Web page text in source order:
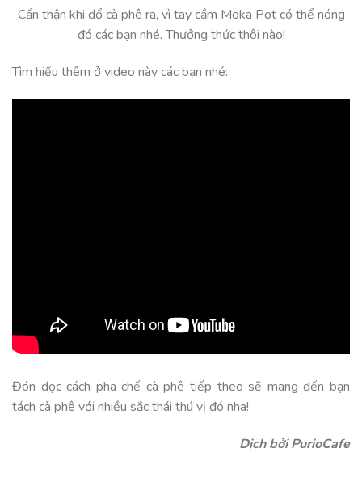
Cẩn thận khi đổ cà phê ra, vì tay cầm Moka Pot có thể nóng
đó các bạn nhé. Thưởng thức thôi nào!
Tìm hiểu thêm ở video này các bạn nhé:
Đón đọc cách pha chế cà phê tiếp theo sẽ mang đến bạn
tách cà phê với nhiều sắc thái thú vị đó nha!
Dịch bởi PurioCafe